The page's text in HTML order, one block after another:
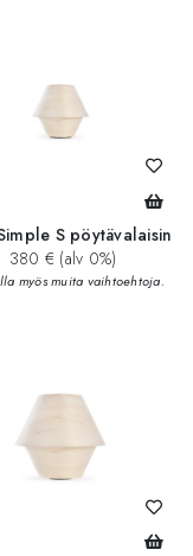
S pöytävalaisin
380 € (alv 0%)
myös muita vaihtoehtoja.